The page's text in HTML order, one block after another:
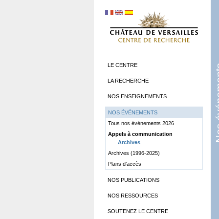
LE CENTRE
LA RECHERCHE
NOS ENSEIGNEMENTS
NOS ÉVÉNEMENTS
Tous nos événements 2026
Appels à communication
Archives
Archives (1996-2025)
Plans d’accès
NOS PUBLICATIONS
NOS RESSOURCES
SOUTENEZ LE CENTRE